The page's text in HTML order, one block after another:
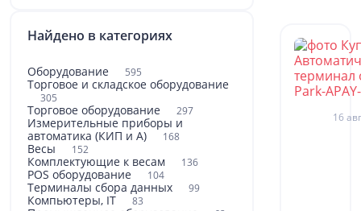
Найдено в категориях
Оборудование 595
Торговое и складское оборудование
305
Торговое оборудование 297
Измерительные приборы и
автоматика (КИП и А)
168
Весы 152
Комплектующие к весам 136
POS оборудование 104
Терминалы сбора данных 99
Компьютеры, IT 83
16